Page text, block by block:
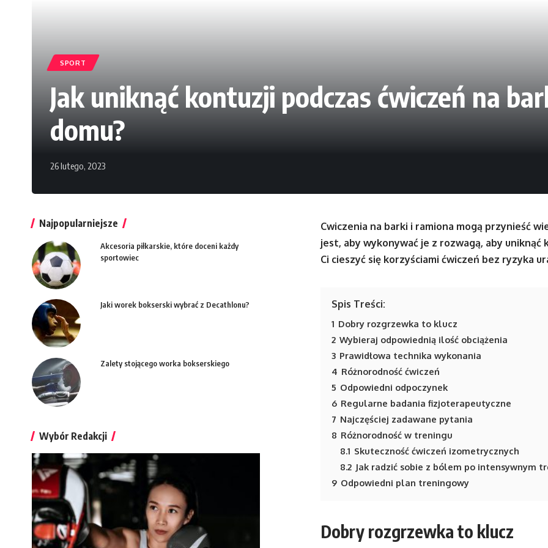
SPORT
Jak uniknąć kontuzji podczas ćwiczeń na
domu?
26 lutego, 2023
Cwiczenia na barki i ramiona mogą przynieść
jest, aby wykonywać je z rozwagą, aby
Ci cieszyć się korzyściami ćwiczeń bez ryzyka
Spis Treści:
1 Dobry rozgrzewka to klucz
2 Wybieraj odpowiednią ilość obciążenia
3 Prawidłowa technika wykonania
4 Różnorodność ćwiczeń
5 Odpowiedni odpoczynek
6 Regularne badania fizjoterapeutyczne
7 Najczęściej zadawane pytania
8 Różnorodność w treningu
8.1 Skuteczność ćwiczeń izometrycznych
8.2 Jak radzić sobie z bólem po intensywnym
9 Odpowiedni plan treningowy
Dobry rozgrzewka to klucz
Najpopularniejsze
Akcesoria piłkarskie, które doceni każdy
sportowiec
Jaki worek bokserski wybrać z Decathlonu?
Zalety stojącego worka bokserskiego
Wybór Redakcji